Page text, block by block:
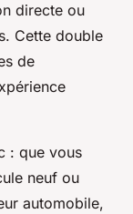
directe ou
Cette double
de
: que vous
neuf ou
automobile,